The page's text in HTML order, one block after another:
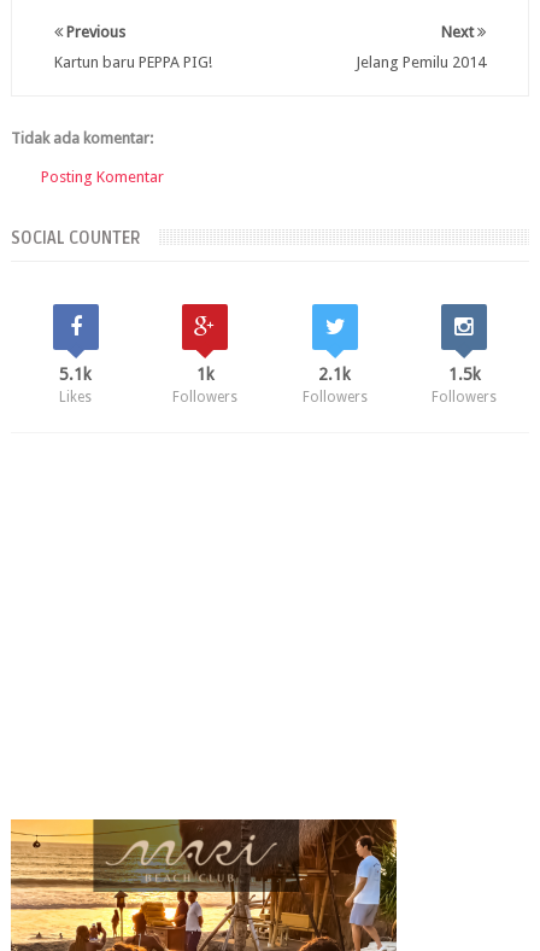
Next
Jelang Pemilu 2014
Previous
Kartun baru PEPPA PIG!
Tidak ada komentar:
Posting Komentar
SOCIAL COUNTER
5.1k
Likes
1k
Followers
2.1k
Followers
1.5k
Followers